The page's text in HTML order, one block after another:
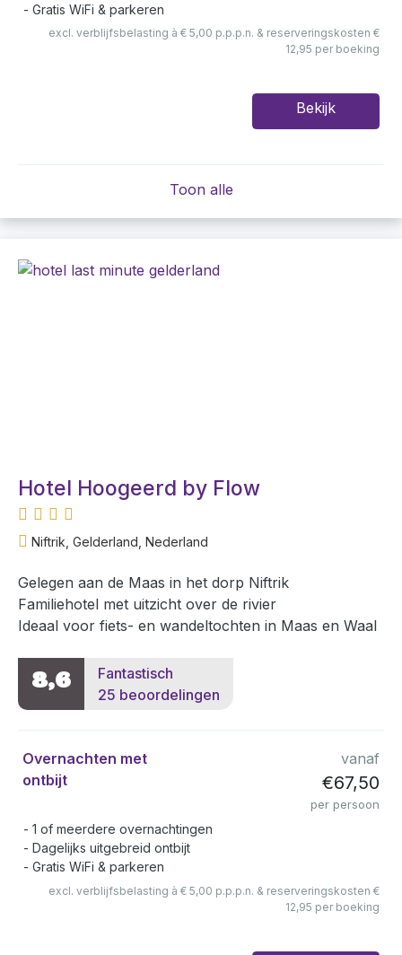
Gratis WiFi & parkeren
excl. verblijfsbelasting à € 5,00 p.p.p.n. & reserveringskosten €
12,95 per boeking
Bekijk
Toon alle
Hotel Hoogeerd by Flow
Niftrik, Gelderland, Nederland
Gelegen aan de Maas in het dorp Niftrik
Familiehotel met uitzicht over de rivier
Ideaal voor fiets- en wandeltochten in Maas en Waal
8,6
Fantastisch
25 beoordelingen
Overnachten met
ontbijt
vanaf
€67,50
per persoon
1 of meerdere overnachtingen
Dagelijks uitgebreid ontbijt
Gratis WiFi & parkeren
excl. verblijfsbelasting à € 5,00 p.p.p.n. & reserveringskosten €
12,95 per boeking